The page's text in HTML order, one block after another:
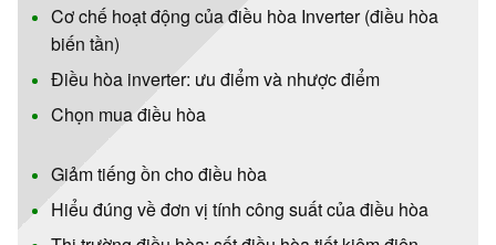
Cơ chế hoạt động của điều hòa Inverter (điều hòa
biến tần)
Điều hòa inverter: ưu điểm và nhược điểm
Chọn mua điều hòa
Giảm tiếng ồn cho điều hòa
Hiểu đúng về đơn vị tính công suất của điều hòa